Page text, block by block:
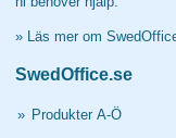
» Läs mer om
SwedOffice.se
» Produkter A-Ö